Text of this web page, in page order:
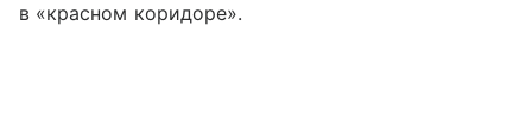
в «красном коридоре».